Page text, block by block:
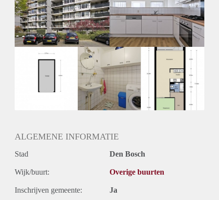
Inkomen eis
2,9 X Maandhuur Bruto
Huurtermijn
Onbepaalde termijn
Oplevering
ALGEMENE INFORMATIE
Stad Den Bosch
Wijk/buurt: Overige buurten
Inschrijven gemeente: Ja